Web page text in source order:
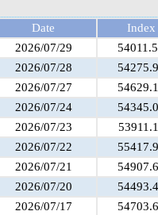
Date
Index
2026/07/29
2026/07/28
2026/07/27
2026/07/24
2026/07/23
2026/07/22
2026/07/21
2026/07/20
2026/07/17